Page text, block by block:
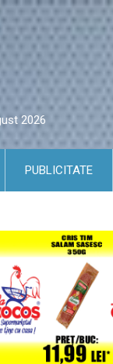
2026
PUBLICITATE